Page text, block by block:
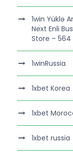
1win Yüklə
Next Enli
Store – 564
1winRussia
1xbet Korea
1xbet
1xbet russia